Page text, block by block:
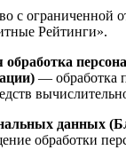
с ограниченной
Рейтинги».
обработка
— обработка
данных
обработки